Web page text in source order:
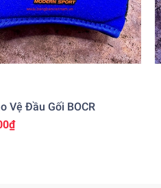
Vệ Đầu Gối BOCR